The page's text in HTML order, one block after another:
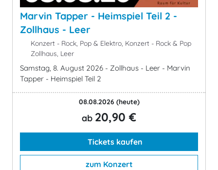
Marvin Tapper - Heimspiel Teil 2 -
Zollhaus - Leer
Konzert - Rock, Pop & Elektro, Konzert - Rock & Pop
Zollhaus, Leer
Samstag, 8. August 2026 - Zollhaus - Leer - Marvin
Tapper - Heimspiel Teil 2
08.08.2026 (heute)
ab 20,90 €
Tickets kaufen
zum Konzert